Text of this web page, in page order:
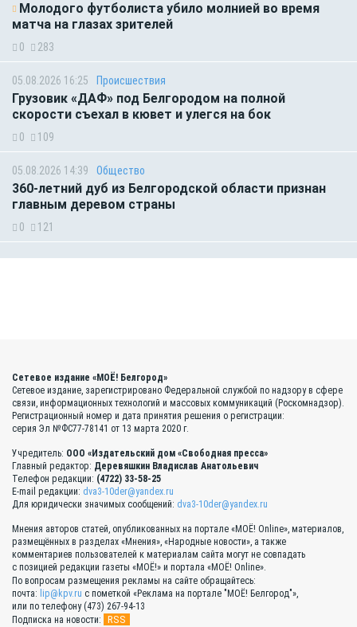
Молодого футболиста убило молнией во время
матча на глазах зрителей
0 283
05.08.2026 16:25 Происшествия
Грузовик «ДАФ» под Белгородом на полной
скорости съехал в кювет и улегся на бок
0 109
05.08.2026 14:39 Общество
360-летний дуб из Белгородской области признан
главным деревом страны
0 121
Сетевое издание «МОЁ! Белгород»
Сетевое издание, зарегистрировано Федеральной службой по надзору в сфере
связи, информационных технологий и массовых коммуникаций (Роскомнадзор).
Регистрационный номер и дата принятия решения о регистрации:
серия Эл №ФС77-78141 от 13 марта 2020 г.
Учредитель: ООО «Издательский дом «Свободная пресса»
Главный редактор: Деревяшкин Владислав Анатольевич
Телефон редакции: (4722) 33-58-25
E-mail редакции: dva3-10der@yandex.ru
Для юридически значимых сообщений: dva3-10der@yandex.ru
Мнения авторов статей, опубликованных на портале «МОЁ! Online», материалов,
размещённых в разделах «Мнения», «Народные новости», а также
комментариев пользователей к материалам сайта могут не совпадать
с позицией редакции газеты «МОЁ!» и портала «МОЁ! Online».
По вопросам размещения рекламы на сайте обращайтесь:
почта: lip@kpv.ru с пометкой «Реклама на портале "МОЁ! Белгород"»,
или по телефону (473) 267-94-13
Подписка на новости:
RSS